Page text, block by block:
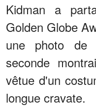
Kidman a
Golden Globe
une photo de
seconde
vêtue d'un
longue cravate.